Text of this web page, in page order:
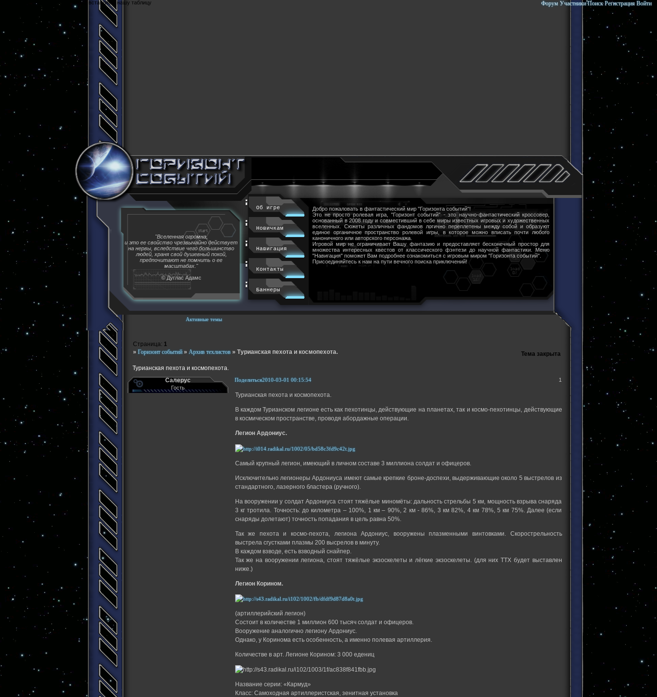
Cюда вставляем нашу таблицу Форум Участники Поиск Регистрация Войти
Активные темы
"Вселенная огромна,
и это ее свойство чрезвычайно действует
на нервы, вследствие чего большинство
людей, храня свой душевный покой,
предпочитают не помнить о ее
масштабах."
© Дуглас Адамс
Об игре
Новичкам
Навигация
Контакты
Баннеры
Добро пожаловать в фантастический мир "Горизонта событий"!
Это не просто ролевая игра, "Горизонт событий" - это научно-фантастический кроссовер,
основанный в 2008 году и совместивший в себе миры известных игровых и художественных
вселенных. Сюжеты различных фандомов логично переплетены между собой и образуют
единое органичное пространство ролевой игры, в которое можно вписать почти любого
каноничного или авторского персонажа.
Игровой мир не ограничивает Вашу фантазию и предоставляет бесконечный простор для
множества интересных квестов от классического фэнтези до научной фантастики. Меню
"Навигация" поможет Вам подробнее ознакомиться с игровым миром "Горизонта событий".
Присоединяйтесь к нам на пути вечного поиска приключений!
» Горизонт событий » Архив техлистов » Турианская пехота и космопехота.
Турианская пехота и космопехота.
Страница: 1
Тема закрыта
Поделиться 1
2010-03-01 00:15:54
Салерус
Гость
Турианская пехота и космопехота.
В каждом Турианском легионе есть как пехотинцы, действующие на планетах, так и космо-пехотинцы, действующие
в космическом пространстве, проводя абордажные операции.
Легион Ардониус.
Самый крупный легион, имеющий в личном составе 3 миллиона солдат и офицеров.
Исключительно легионеры Ардониуса имеют самые крепкие броне-доспехи, выдерживающие около 5 выстрелов из
стандартного, лазерного бластера (ручного).
На вооружении у солдат Ардониуса стоят тяжёлые миномёты: дальность стрельбы 5 км, мощность взрыва снаряда
3 кг тротила. Точность: до километра – 100%, 1 км – 90%, 2 км - 86%, 3 км 82%, 4 км 78%, 5 км 75%. Далее (если
снаряды долетают) точность попадания в цель равна 50%.
Так же пехота и космо-пехота, легиона Ардониус, вооружены плазменными винтовками. Скорострельность
выстрела сгустками плазмы 200 высрелов в минуту.
В каждом взводе, есть взводный снайпер.
Так же на вооружении легиона, стоят тяжёлые экзоскелеты и лёгкие экзоскелеты. (для них ТТХ будет выставлен
ниже.)
Легион Корином.
(артиллерийский легион)
Состоит в количестве 1 миллион 600 тысяч солдат и офицеров.
Вооружение аналогично легиону Ардониус.
Однако, у Коринома есть особенность, а именно полевая артиллерия.
Количестве в арт. Легионе Корином: 3 000 едениц
Название серии: «Кармуд»
Класс: Самоходная артиллеристская, зенитная установка